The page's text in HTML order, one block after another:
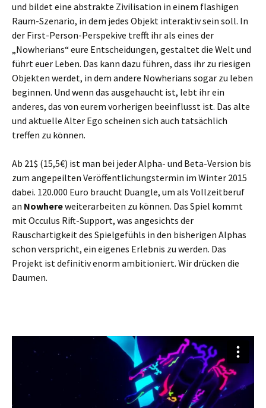
und bildet eine abstrakte Zivilisation in einem flashigen
Raum-Szenario, in dem jedes Objekt interaktiv sein soll. In
der First-Person-Perspekive trefft ihr als eines der
„Nowherians“ eure Entscheidungen, gestaltet die Welt und
führt euer Leben. Das kann dazu führen, dass ihr zu riesigen
Objekten werdet, in dem andere Nowherians sogar zu leben
beginnen. Und wenn das ausgehaucht ist, lebt ihr ein
anderes, das von eurem vorherigen beeinflusst ist. Das alte
und aktuelle Alter Ego scheinen sich auch tatsächlich
treffen zu können.
Ab 21$ (15,5€) ist man bei jeder Alpha- und Beta-Version bis
zum angepeilten Veröffentlichungstermin im Winter 2015
dabei. 120.000 Euro braucht Duangle, um als Vollzeitberuf
an Nowhereweiterarbeiten zu können. Das Spiel kommt
mit Occulus Rift-Support, was angesichts der
Rauschartigkeit des Spielgefühls in den bisherigen Alphas
schon verspricht, ein eigenes Erlebnis zu werden. Das
Projekt ist definitiv enorm ambitioniert. Wir drücken die
Daumen.